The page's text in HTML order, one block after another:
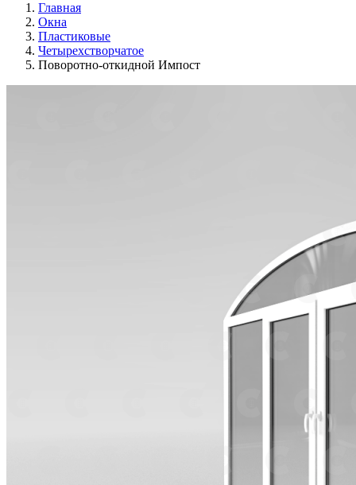
Главная
Окна
Пластиковые
Четырехстворчатое
Поворотно-откидной Импост